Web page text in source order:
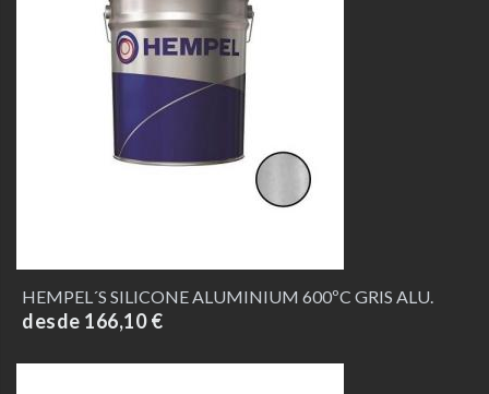
HEMPEL´S SILICONE ALUMINIUM 600ºC GRIS ALU.
desde 166,10 €